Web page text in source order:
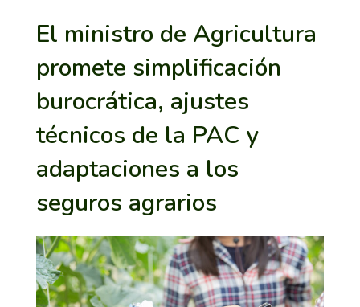
El ministro de Agricultura
promete simplificación
burocrática, ajustes
técnicos de la PAC y
adaptaciones a los
seguros agrarios